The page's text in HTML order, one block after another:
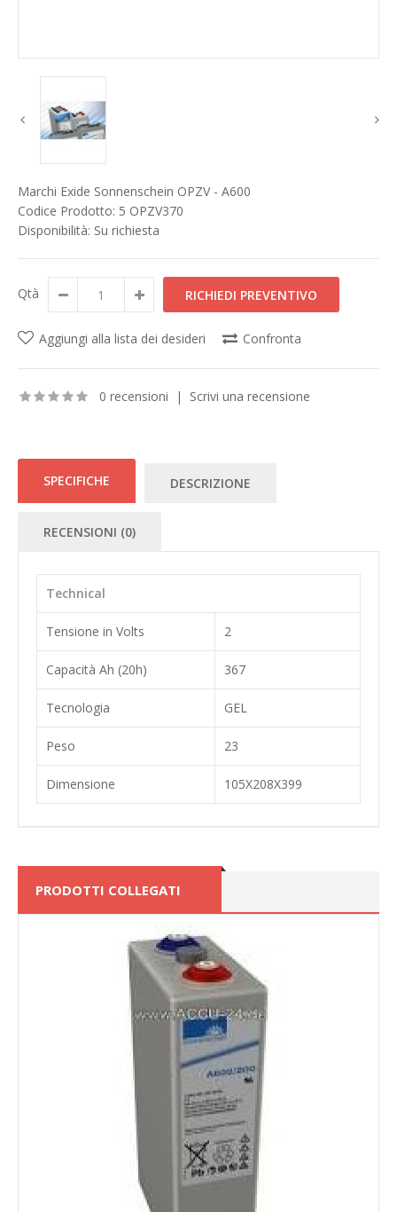
Marchi Exide Sonnenschein OPZV - A600
Codice Prodotto: 5 OPZV370
Disponibilità: Su richiesta
Qtà
Aggiungi alla lista dei desideri Confronta
0 recensioni | Scrivi una recensione
SPECIFICHE DESCRIZIONE
RECENSIONI (0)
Technical
Tensione in Volts 2
Capacità Ah (20h) 367
Tecnologia GEL
Peso 23
Dimensione 105X208X399
PRODOTTI COLLEGATI